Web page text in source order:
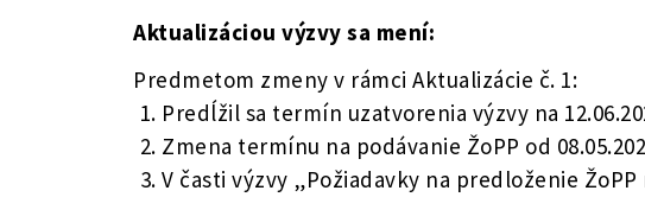
Aktualizáciou výzvy sa mení:
Predmetom zmeny v rámci Aktualizácie č. 1:
Predĺžil sa termín uzatvorenia výzvy na
Zmena termínu na podávanie ŽoPP od
V časti výzvy „Požiadavky na predloženie